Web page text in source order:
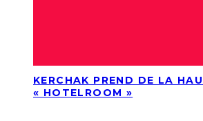
KERCHAK PREND DE LA
« HOTELROOM »